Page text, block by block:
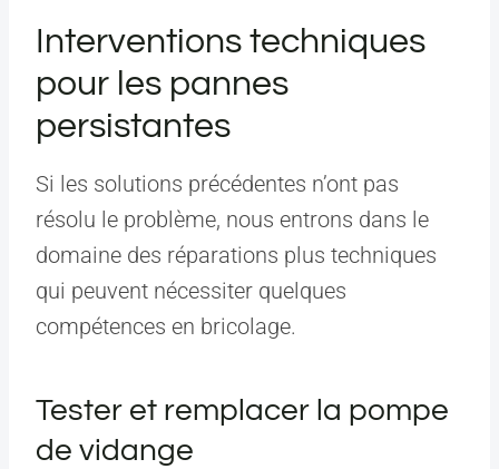
Interventions techniques
pour les pannes
persistantes
Si les solutions précédentes n’ont pas
résolu le problème, nous entrons dans le
domaine des réparations plus techniques
qui peuvent nécessiter quelques
compétences en bricolage.
Tester et remplacer la pompe
de vidange